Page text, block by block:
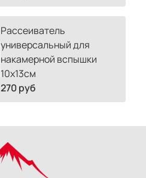
Рассеиватель
универсальный для
накамерной вспышки
10х13см
270 руб